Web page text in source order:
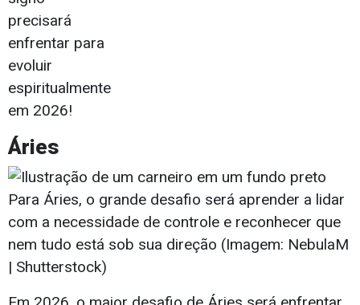
precisará
enfrentar para
evoluir
espiritualmente
em 2026!
Áries
Para Áries, o grande desafio será aprender a lidar
com a necessidade de controle e reconhecer que
nem tudo está sob sua direção (Imagem: NebulaM
| Shutterstock)